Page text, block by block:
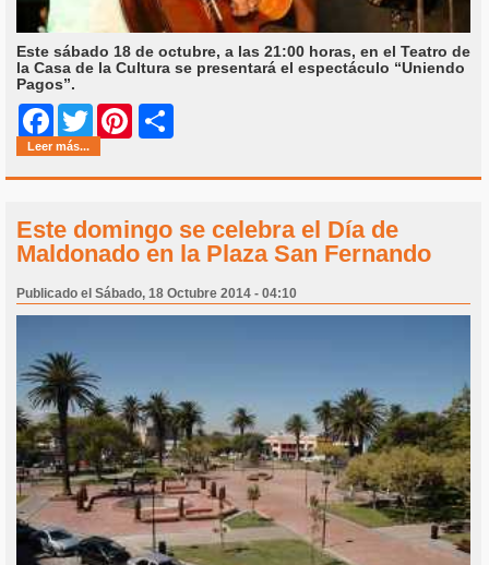
Este sábado 18 de octubre, a las 21:00 horas, en el Teatro de
la Casa de la Cultura se presentará el espectáculo “Uniendo
Pagos”.
Facebook
Twitter Pinterest
Leer más...
Este domingo se celebra el Día de
Maldonado en la Plaza San Fernando
Publicado el Sábado, 18 Octubre 2014 - 04:10